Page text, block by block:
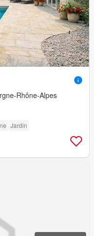
Rhône-Alpes
Jardin